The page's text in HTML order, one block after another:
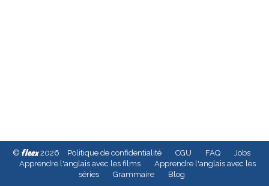
© fleex2026 Politique de confidentialité CGU FAQ
Jobs
Apprendre l'anglais avec les films
Apprendre l'anglais avec les
séries
Grammaire Blog